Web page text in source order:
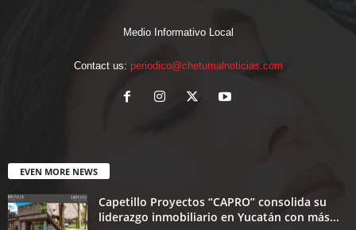
Medio Informativo Local
Contact us: periodico@chetumalnoticias.com
EVEN MORE NEWS
Capetillo Proyectos “CAPRO” consolida su
liderazgo inmobiliario en Yucatán con más...